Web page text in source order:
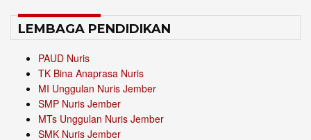
LEMBAGA PENDIDIKAN
PAUD Nuris
TK Bina Anaprasa Nuris
MI Unggulan Nuris Jember
SMP Nuris Jember
MTs Unggulan Nuris Jember
SMK Nuris Jember